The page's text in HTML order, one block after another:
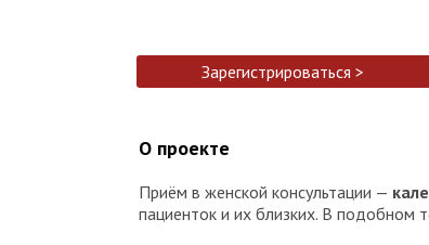
Зарегистрироваться >
О проекте
Приём в женской консультации —
пациенток и их близких. В подобном